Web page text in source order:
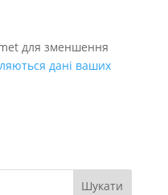
для зменшення
дані ваших